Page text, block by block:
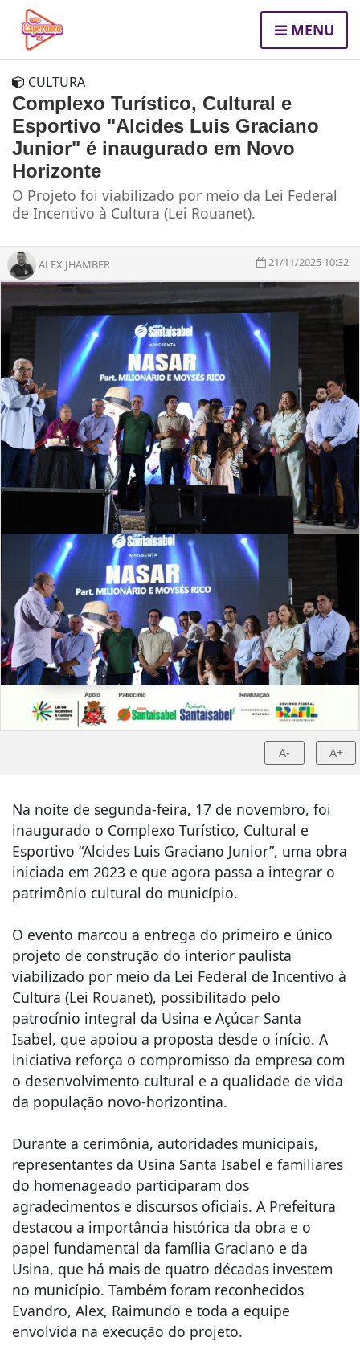
MENU
CULTURA
Complexo Turístico, Cultural e
Esportivo "Alcides Luis Graciano
Junior" é inaugurado em Novo
Horizonte
O Projeto foi viabilizado por meio da Lei Federal
de Incentivo à Cultura (Lei Rouanet).
ALEX JHAMBER 21/11/2025 10:32
A- A+
Na noite de segunda-feira, 17 de novembro, foi
inaugurado o Complexo Turístico, Cultural e
Esportivo “Alcides Luis Graciano Junior”, uma obra
iniciada em 2023 e que agora passa a integrar o
patrimônio cultural do município.
O evento marcou a entrega do primeiro e único
projeto de construção do interior paulista
viabilizado por meio da Lei Federal de Incentivo à
Cultura (Lei Rouanet), possibilitado pelo
patrocínio integral da Usina e Açúcar Santa
Isabel, que apoiou a proposta desde o início. A
iniciativa reforça o compromisso da empresa com
o desenvolvimento cultural e a qualidade de vida
da população novo-horizontina.
Durante a cerimônia, autoridades municipais,
representantes da Usina Santa Isabel e familiares
do homenageado participaram dos
agradecimentos e discursos oficiais. A Prefeitura
destacou a importância histórica da obra e o
papel fundamental da família Graciano e da
Usina, que há mais de quatro décadas investem
no município. Também foram reconhecidos
Evandro, Alex, Raimundo e toda a equipe
envolvida na execução do projeto.